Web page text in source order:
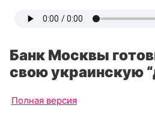
Банк Москвы
свою украинскую
Полная версия